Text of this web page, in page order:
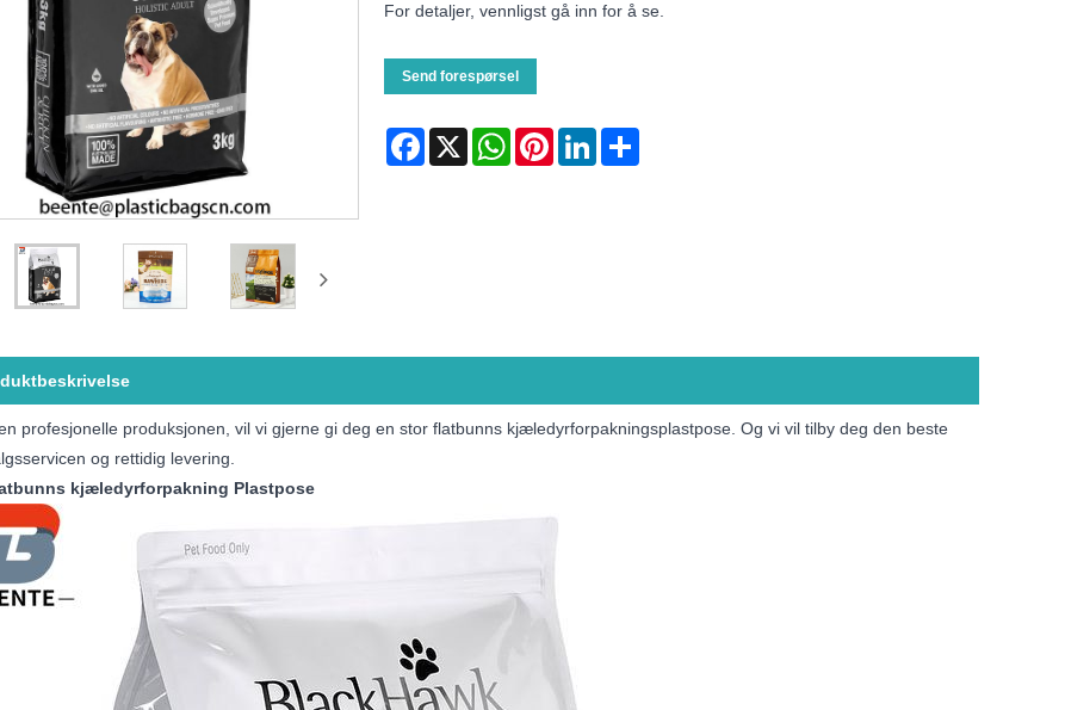
For detaljer, vennligst gå inn for å se.
Send forespørsel
Facebook
X WhatsAppPinterestLinkedInShare
profesjonelle produksjonen, vil vi gjerne gi deg en stor flatbunns kjæledyrforpakningsplastpose. Og vi vil tilby deg den beste
og rettidig levering.
kjæledyrforpakning Plastpose